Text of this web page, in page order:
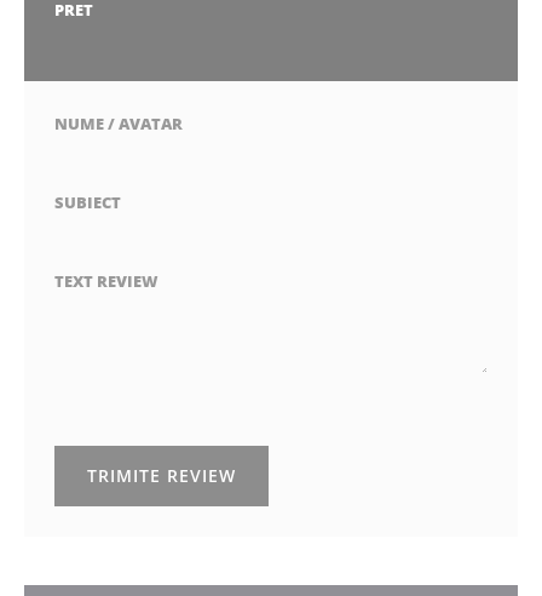
stea
stele
stele
stele
stele
PRET
NUME / AVATAR
SUBIECT
TEXT REVIEW
TRIMITE REVIEW